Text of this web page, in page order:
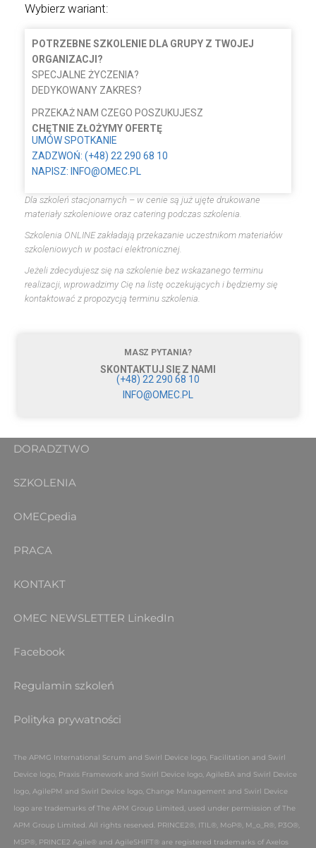
Wybierz wariant:
POTRZEBNE SZKOLENIE DLA GRUPY Z TWOJEJ
ORGANIZACJI?
SPECJALNE ŻYCZENIA?
DEDYKOWANY ZAKRES?
PRZEKAŻ NAM CZEGO POSZUKUJESZ
CHĘTNIE ZŁOŻYMY OFERTĘ
UMÓW SPOTKANIE
ZADZWOŃ: (+48) 22 290 68 10
NAPISZ: INFO@OMEC.PL
Dla szkoleń stacjonarnych – w cenie są już ujęte drukowane
materiały szkoleniowe oraz catering podczas szkolenia.
Szkolenia ONLINE zakładają przekazanie uczestnikom materiałów
szkoleniowych w postaci elektronicznej.
Jeżeli zdecydujesz się na szkolenie bez wskazanego terminu
realizacji, wprowadzimy Cię na listę oczekujących i będziemy się
kontaktować z propozycją terminu szkolenia.
MASZ PYTANIA?
SKONTAKTUJ SIĘ Z NAMI
(+48) 22 290 68 10
INFO@OMEC.PL
DORADZTWO
SZKOLENIA
OMECpedia
PRACA
KONTAKT
OMEC NEWSLETTER LinkedIn
Facebook
Regulamin szkoleń
Polityka prywatności
The APMG International Scrum and Swirl Device logo, Facilitation and Swirl
Device logo, Praxis Framework and Swirl Device logo, AgileBA and Swirl Device
logo, AgilePM and Swirl Device logo, Change Management and Swirl Device
logo are trademarks of The APM Group Limited, used under permission of The
APM Group Limited. All rights reserved. PRINCE2®, ITIL®, MoP®, M_o_R®, P3O®,
MSP®, PRINCE2 Agile® and AgileSHIFT® are registered trademarks of Axelos